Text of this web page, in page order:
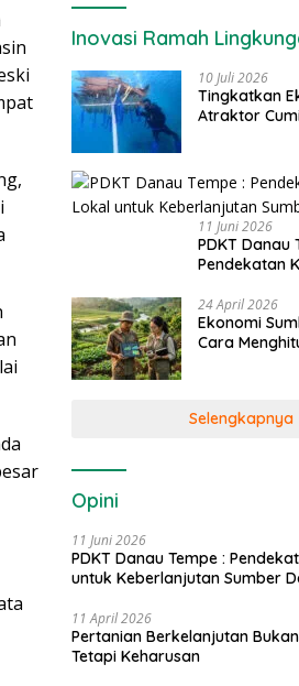
Inovasi Ramah
10 Juli 2026
Tingkatkan
Atraktor
11 Juni 2026
PDKT Danau
Pendekatan
Daya Ikan
24 April 2026
Ekonomi
Cara
Selengkapnya
Opini
11 Juni 2026
PDKT Danau Tempe :
untuk Keberlanjutan Sumber
11 April 2026
Pertanian Berkelanjutan
Tetapi Keharusan